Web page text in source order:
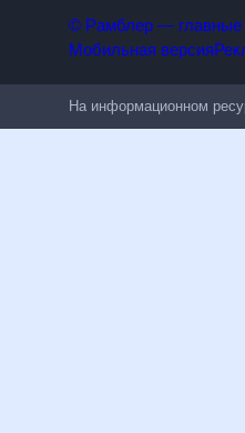
© Рамблер — главные
Мобильная версия
На информационном